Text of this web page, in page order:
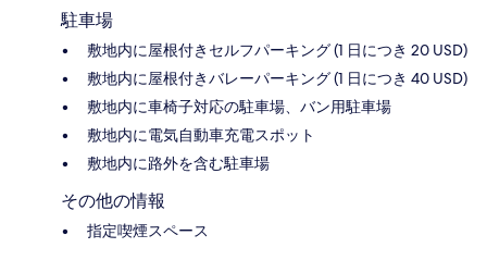
駐車場
敷地内に屋根付きセルフパーキング (1 日につき 20 USD)
敷地内に屋根付きバレーパーキング (1 日につき 40 USD)
敷地内に車椅子対応の駐車場、バン用駐車場
敷地内に電気自動車充電スポット
敷地内に路外を含む駐車場
その他の情報
指定喫煙スペース